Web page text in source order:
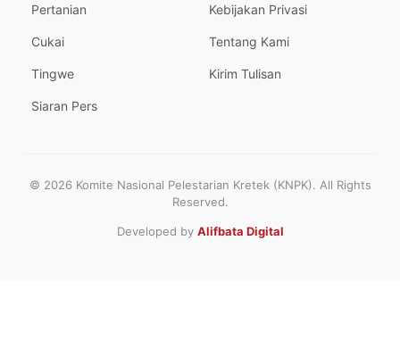
Pertanian
Cukai
Tingwe
Siaran Pers
Kebijakan Privasi
Tentang Kami
Kirim Tulisan
© 2026 Komite Nasional Pelestarian Kretek (KNPK). All Rights
Reserved.
Developed by Alifbata Digital